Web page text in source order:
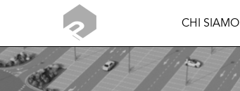
CHI SIAMO